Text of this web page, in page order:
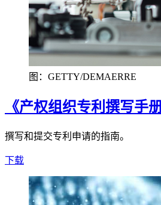
图：GETTY/DEMAERRE
《产权组织专利撰写手册
撰写和提交专利申请的指南。
下载